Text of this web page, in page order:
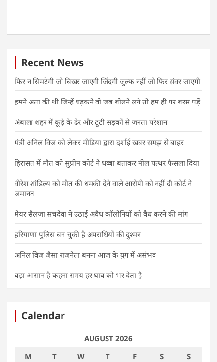
Recent News
फिर न सिमटेगी जो बिखर जाएगी जिंदगी जुल्फ नहीं जो फिर संवर जाएगी
हमने अता की थी जिन्हें धड़कनें वो जब बोलने लगे तो हम ही पर बरस पड़ें
अंबाला शहर में कूड़े के ढेर और टूटी सड़कों से जनता परेशान
मंत्री अनिल विज को लेकर मीडिया द्वारा दर्शाई खबर समझ से बाहर
हिरासत में मौत को सुप्रीम कोर्ट ने धब्बा बताकर मील पत्थर फैसला दिया
वीरेश शांडिल्य को मौत की धमकी देने वाले आरोपी को नहीं दी कोर्ट ने
जमानत
मेयर सैलजा सचदेवा ने उठाई अवैध कॉलोनियों को वैध करने की मांग
हरियाणा पुलिस बन चुकी है अपराधियों की दुश्मन
अनिल विज जैसा राजनेता बनना आज के युग में असंभव
बड़ा आसान है कहना समय हर घाव को भर देता है
Calendar
AUGUST 2026
M
T W T F S
S